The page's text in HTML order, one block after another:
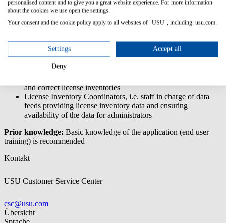
License management basics
How to manually record licenses
License handling
Target Group:
and correct license inventories
License Inventory Coordinators, i.e. staff in charge of data
feeds providing license inventory data and ensuring
availability of the data for administrators
Prior knowledge: Basic knowledge of the application (end user
training) is recommended
Kontakt
USU Customer Service Center
csc@usu.com
Übersicht
personalised content and to give you a great website experience. For more information
about the cookies we use open the settings.
Your consent and the cookie policy apply to all websites of "USU", including: usu.com.
Settings Accept all
Deny